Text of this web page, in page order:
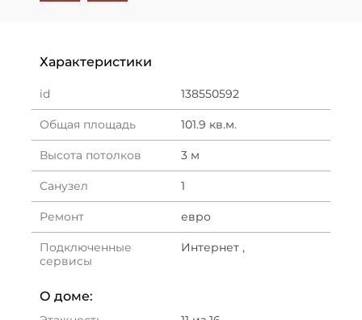
Характеристики
id 138550592
Общая площадь 101.9 кв.м.
Высота потолков 3 м
Санузел 1
Ремонт евро
Подключенные
сервисы
Интернет ,
О доме: